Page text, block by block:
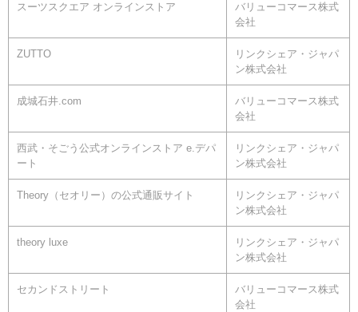
スーツスクエア オンラインストア
バリューコマース株式
会社
ZUTTO
リンクシェア・ジャパ
ン株式会社
成城石井.com
バリューコマース株式
会社
西武・そごう公式オンラインストア e.デパ
ート
リンクシェア・ジャパ
ン株式会社
Theory（セオリー）の公式通販サイト
リンクシェア・ジャパ
ン株式会社
theory luxe
リンクシェア・ジャパ
ン株式会社
セカンドストリート
バリューコマース株式
会社